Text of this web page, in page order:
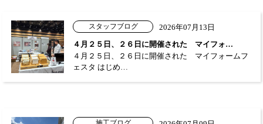
スタッフブログ
2026年07月13日
４月２５日、２６日に開催された マイフォ…
４月２５日、２６日に開催された マイフォームフ
ェスタ はじめ…